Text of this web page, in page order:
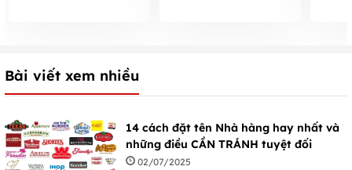
Bài viết xem nhiều
14 cách đặt tên Nhà hàng hay nhất và
những điều CẦN TRÁNH tuyệt đối
02/07/2025